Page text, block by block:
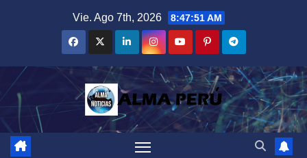
Vie. Ago 7th, 2026 8:47:52 AM